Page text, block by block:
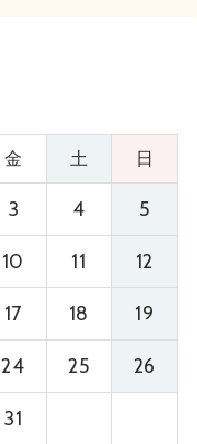
金 土 日
3 4 5
10 11 12
17 18 19
24 25 26
31